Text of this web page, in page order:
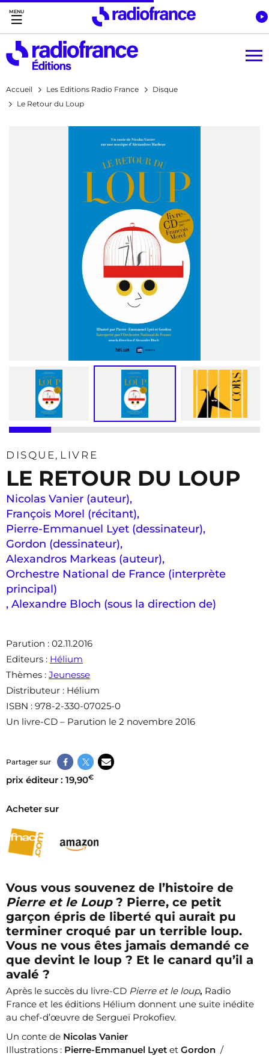
Accès direct :
Menu principal
Contenu
Accueil Les Editions Radio France
Disque
Le Retour du Loup
DISQUE LIVRE
LE RETOUR DU LOUP
Nicolas Vanier (auteur),
François Morel (récitant),
Pierre-Emmanuel Lyet (dessinateur),
Gordon (dessinateur),
Alexandros Markeas (auteur),
Orchestre National de France (interprète
principal)
, Alexandre Bloch (sous la direction de)
Parution : 02.11.2016
Editeurs : Hélium
Thèmes : Jeunesse
Distributeur : Hélium
ISBN : 978-2-330-07025-0
Un livre-CD – Parution le 2 novembre 2016
Partager sur
prix éditeur : 19,90€
Acheter sur
Vous vous souvenez de l’histoire de
Pierre et le Loup? Pierre, ce petit
garçon épris de liberté qui aurait pu
terminer croqué par un terrible loup.
Vous ne vous êtes jamais demandé ce
que devint le loup ? Et le canard qu’il a
avalé ?
Après le succès du livre-CD Pierre et le loup, Radio
France et les éditions Hélium donnent une suite inédite
au chef-d’œuvre de Sergueï Prokofiev.
Un conte de Nicolas Vanier
Illustrations : Pierre-Emmanuel Lyet et Gordon /